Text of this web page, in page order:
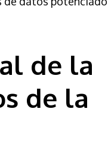
de la
de la